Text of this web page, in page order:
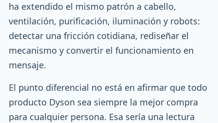
ha extendido el mismo patrón a cabello,
ventilación, purificación, iluminación y robots:
detectar una fricción cotidiana, rediseñar el
mecanismo y convertir el funcionamiento en
mensaje.
El punto diferencial no está en afirmar que todo
producto Dyson sea siempre la mejor compra
para cualquier persona. Esa sería una lectura